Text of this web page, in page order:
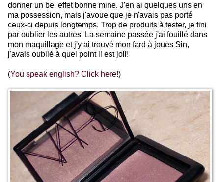
donner un bel effet bonne mine. J'en ai quelques uns en
ma possession, mais j'avoue que je n'avais pas porté
ceux-ci depuis longtemps. Trop de produits à tester, je fini
par oublier les autres! La semaine passée j'ai fouillé dans
mon maquillage et j'y ai trouvé mon fard à joues Sin,
j'avais oublié à quel point il est joli!
(You speak english? Click here!)